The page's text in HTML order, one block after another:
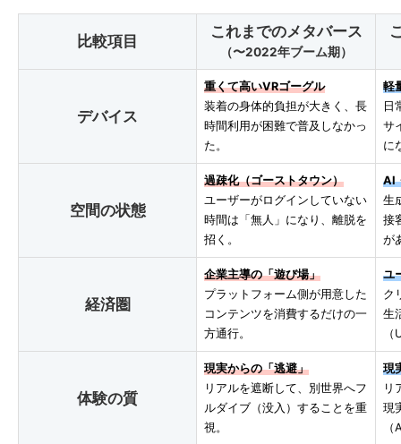
比較項目
これまでのメタバース
（〜2022年ブーム期）
デバイス
重くて高いVRゴーグル
装着の身体的負担が大きく、長
時間利用が困難で普及しなかっ
た。
軽
日
サ
に
空間の状態
過疎化（ゴーストタウン）
ユーザーがログインしていない
時間は「無人」になり、離脱を
招く。
AI
生
接
が
経済圏
企業主導の「遊び場」
プラットフォーム側が用意した
コンテンツを消費するだけの一
方通行。
ユ
ク
生
体験の質
現実からの「逃避」
リアルを遮断して、別世界へフ
ルダイブ（没入）することを重
視。
現
リ
現